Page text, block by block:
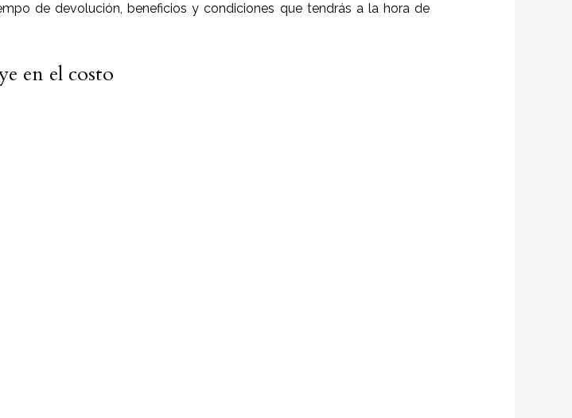
de devolución, beneficios y condiciones que tendrás a la hora de
en el costo